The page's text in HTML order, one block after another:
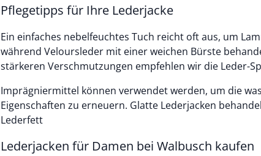
Pflegetipps für Ihre Lederjacke
Ein einfaches nebelfeuchtes Tuch reicht oft aus, um
während Veloursleder mit einer weichen Bürste
stärkeren Verschmutzungen empfehlen wir die Leder-
Imprägniermittel können verwendet werden, um die
Eigenschaften zu erneuern. Glatte Lederjacken
Lederfett
Lederjacken für Damen bei Walbusch kaufen